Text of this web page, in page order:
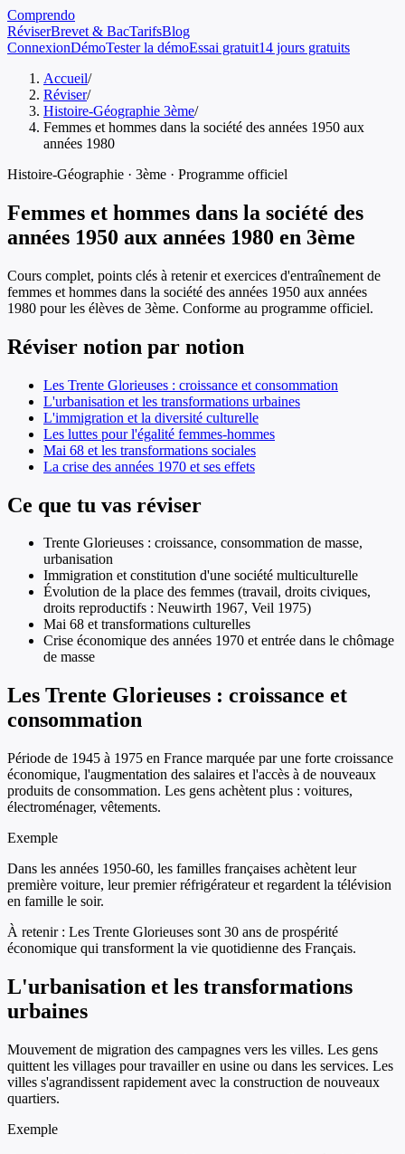
Comprendo
RéviserBrevet & BacTarifsBlog
ConnexionDémoTester la démoEssai gratuit14 jours gratuits
Accueil/
Réviser/
Histoire-Géographie 3ème/
Femmes et hommes dans la société des années 1950 aux
années 1980
Histoire-Géographie · 3ème · Programme officiel
Femmes et hommes dans la société des
années 1950 aux années 1980 en 3ème
Cours complet, points clés à retenir et exercices d'entraînement de
femmes et hommes dans la société des années 1950 aux années
1980 pour les élèves de 3ème. Conforme au programme officiel.
Réviser notion par notion
Les Trente Glorieuses : croissance et consommation
L'urbanisation et les transformations urbaines
L'immigration et la diversité culturelle
Les luttes pour l'égalité femmes-hommes
Mai 68 et les transformations sociales
La crise des années 1970 et ses effets
Ce que tu vas réviser
Trente Glorieuses : croissance, consommation de masse,
urbanisation
Immigration et constitution d'une société multiculturelle
Évolution de la place des femmes (travail, droits civiques,
droits reproductifs : Neuwirth 1967, Veil 1975)
Mai 68 et transformations culturelles
Crise économique des années 1970 et entrée dans le chômage
de masse
Les Trente Glorieuses : croissance et
consommation
Période de 1945 à 1975 en France marquée par une forte croissance
économique, l'augmentation des salaires et l'accès à de nouveaux
produits de consommation. Les gens achètent plus : voitures,
électroménager, vêtements.
Exemple
Dans les années 1950-60, les familles françaises achètent leur
première voiture, leur premier réfrigérateur et regardent la télévision
en famille le soir.
À retenir : Les Trente Glorieuses sont 30 ans de prospérité
économique qui transforment la vie quotidienne des Français.
L'urbanisation et les transformations
urbaines
Mouvement de migration des campagnes vers les villes. Les gens
quittent les villages pour travailler en usine ou dans les services. Les
villes s'agrandissent rapidement avec la construction de nouveaux
quartiers.
Exemple